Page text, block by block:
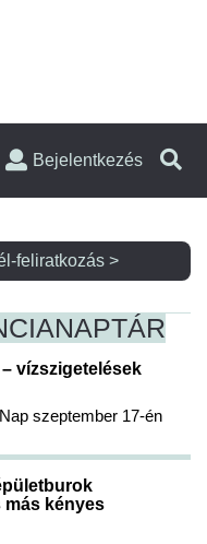
Bejelentkezés
feliratkozás >
NAPTÁR
vízszigetelések
szeptember 17-én
más kényes